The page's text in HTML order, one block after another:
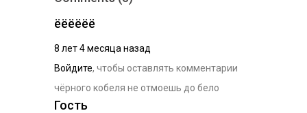
ёёёёёё
8 лет 4 месяца назад
Войдите, чтобы оставлять комментарии
чёрного кобеля не отмоешь до бело
Гость